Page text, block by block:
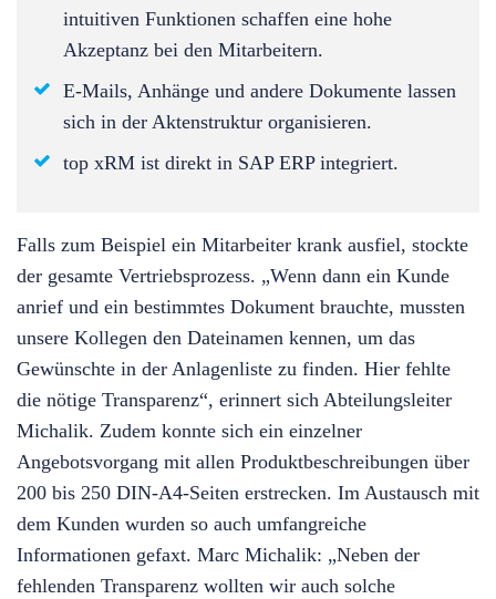
intuitiven Funktionen schaffen eine hohe
Akzeptanz bei den Mitarbeitern.
E-Mails, Anhänge und andere Dokumente lassen
sich in der Aktenstruktur organisieren.
top xRM ist direkt in SAP ERP integriert.
Falls zum Beispiel ein Mitarbeiter krank ausfiel, stockte
der gesamte Vertriebsprozess. „Wenn dann ein Kunde
anrief und ein bestimmtes Dokument brauchte, mussten
unsere Kollegen den Dateinamen kennen, um das
Gewünschte in der Anlagenliste zu finden. Hier fehlte
die nötige Transparenz“, erinnert sich Abteilungsleiter
Michalik. Zudem konnte sich ein einzelner
Angebotsvorgang mit allen Produktbeschreibungen über
200 bis 250 DIN-A4-Seiten erstrecken. Im Austausch mit
dem Kunden wurden so auch umfangreiche
Informationen gefaxt. Marc Michalik: „Neben der
fehlenden Transparenz wollten wir auch solche